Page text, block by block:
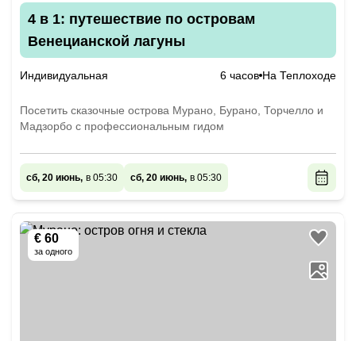
4 в 1: путешествие по островам
Венецианской лагуны
Индивидуальная 6 часов На Теплоходе
Посетить сказочные острова Мурано, Бурано, Торчелло и
Мадзорбо с профессиональным гидом
сб, 20 июнь, в 05:30 сб, 20 июнь, в 05:30
€ 60
за одного